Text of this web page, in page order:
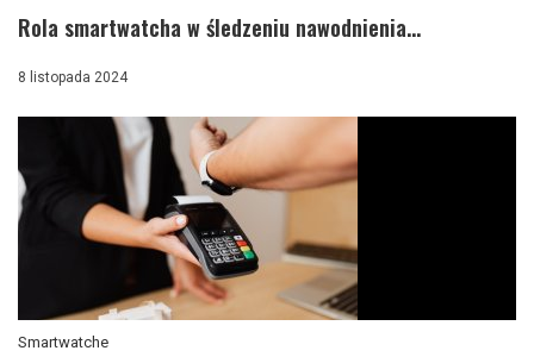
Rola smartwatcha w śledzeniu nawodnienia...
8 listopada 2024
Smartwatche